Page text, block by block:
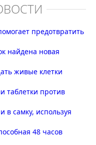
предотвратить
найдена новая
живые клетки
таблетки против
самку, используя
48 часов